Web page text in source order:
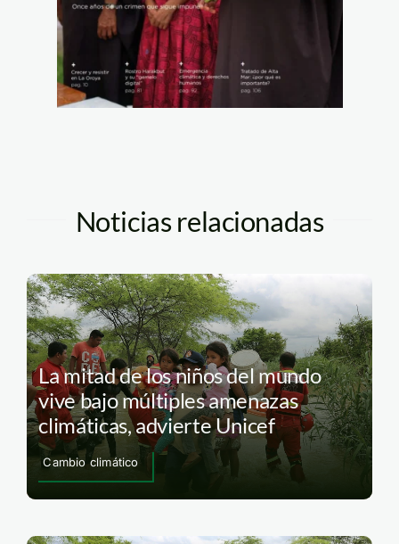
Noticias relacionadas
La mitad de los niños del mundo
vive bajo múltiples amenazas
climáticas, advierte Unicef
Cambio climático